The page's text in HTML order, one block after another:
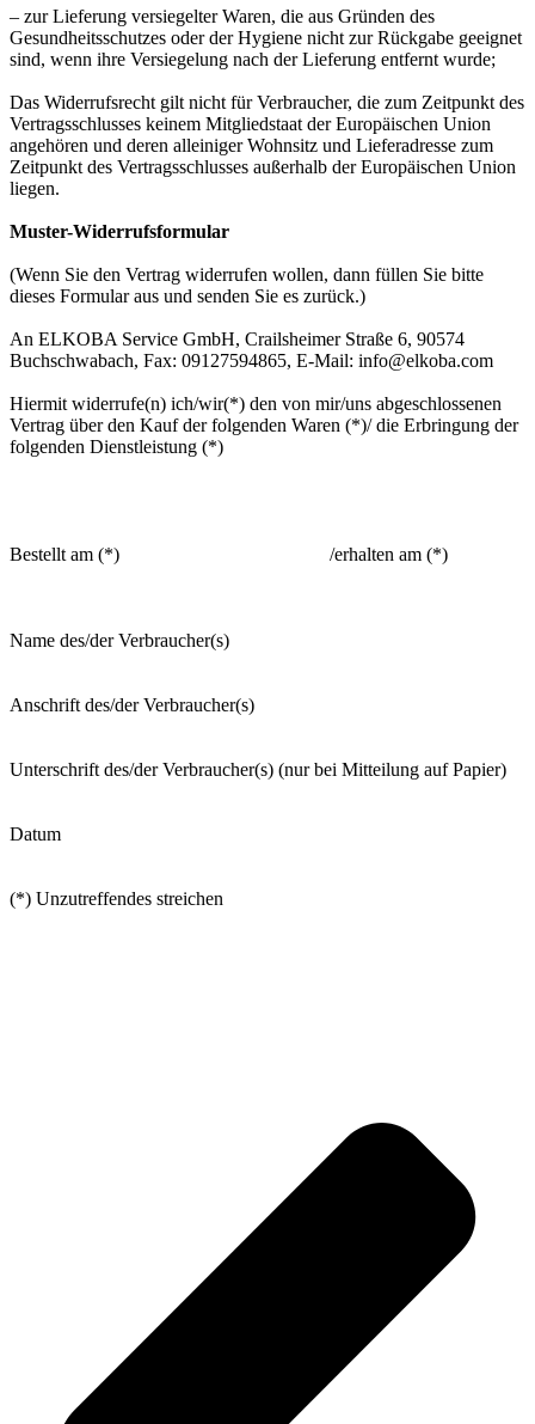
– zur Lieferung versiegelter Waren, die aus Gründen des
Gesundheitsschutzes oder der Hygiene nicht zur Rückgabe geeignet
sind, wenn ihre Versiegelung nach der Lieferung entfernt wurde;
Das Widerrufsrecht gilt nicht für Verbraucher, die zum Zeitpunkt des
Vertragsschlusses keinem Mitgliedstaat der Europäischen Union
angehören und deren alleiniger Wohnsitz und Lieferadresse zum
Zeitpunkt des Vertragsschlusses außerhalb der Europäischen Union
liegen.
Muster-Widerrufsformular
(Wenn Sie den Vertrag widerrufen wollen, dann füllen Sie bitte
dieses Formular aus und senden Sie es zurück.)
An ELKOBA Service GmbH, Crailsheimer Straße 6, 90574
Buchschwabach, Fax: 09127594865, E-Mail: info@elkoba.com
Hiermit widerrufe(n) ich/wir(*) den von mir/uns abgeschlossenen
Vertrag über den Kauf der folgenden Waren (*)/ die Erbringung der
folgenden Dienstleistung (*)
Bestellt am (*) /erhalten am (*)
Name des/der Verbraucher(s)
Anschrift des/der Verbraucher(s)
Unterschrift des/der Verbraucher(s) (nur bei Mitteilung auf Papier)
Datum
(*) Unzutreffendes streichen